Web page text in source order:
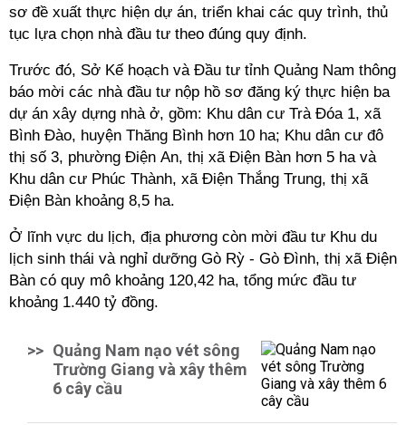
sơ đề xuất thực hiện dự án, triển khai các quy trình, thủ
tục lựa chọn nhà đầu tư theo đúng quy định.
Trước đó, Sở Kế hoạch và Đầu tư tỉnh Quảng Nam thông
báo mời các nhà đầu tư nộp hồ sơ đăng ký thực hiện ba
dự án xây dựng nhà ở, gồm: Khu dân cư Trà Đóa 1, xã
Bình Đào, huyện Thăng Bình hơn 10 ha; Khu dân cư đô
thị số 3, phường Điện An, thị xã Điện Bàn hơn 5 ha và
Khu dân cư Phúc Thành, xã Điện Thắng Trung, thị xã
Điện Bàn khoảng 8,5 ha.
Ở lĩnh vực du lịch, địa phương còn mời đầu tư Khu du
lịch sinh thái và nghỉ dưỡng Gò Rỳ - Gò Đình, thị xã Điện
Bàn có quy mô khoảng 120,42 ha, tổng mức đầu tư
khoảng 1.440 tỷ đồng.
>> Quảng Nam nạo vét sông
Trường Giang và xây thêm
6 cây cầu